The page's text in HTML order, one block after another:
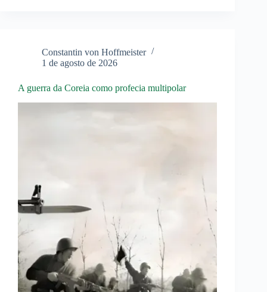
e
Melilha
Constantin von Hoffmeister
1 de agosto de 2026
A guerra da Coreia como profecia multipolar